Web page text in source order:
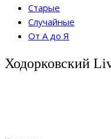
Старые
Случайные
От А до Я
Ходорковский